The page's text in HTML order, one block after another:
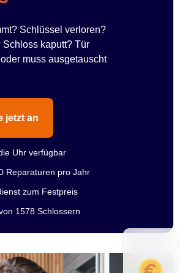
Schlüssel verloren?
Schloss kaputt? Tür
muss ausgetauscht
jetzt an
Uhr verfügbar
Reparaturen pro Jahr
zum Festpreis
1578 Schlossern